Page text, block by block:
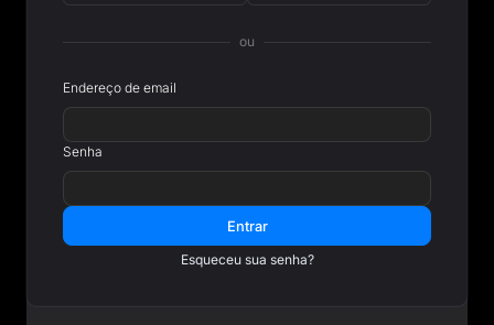
ou
Endereço de email
Senha
Entrar
Esqueceu sua senha?